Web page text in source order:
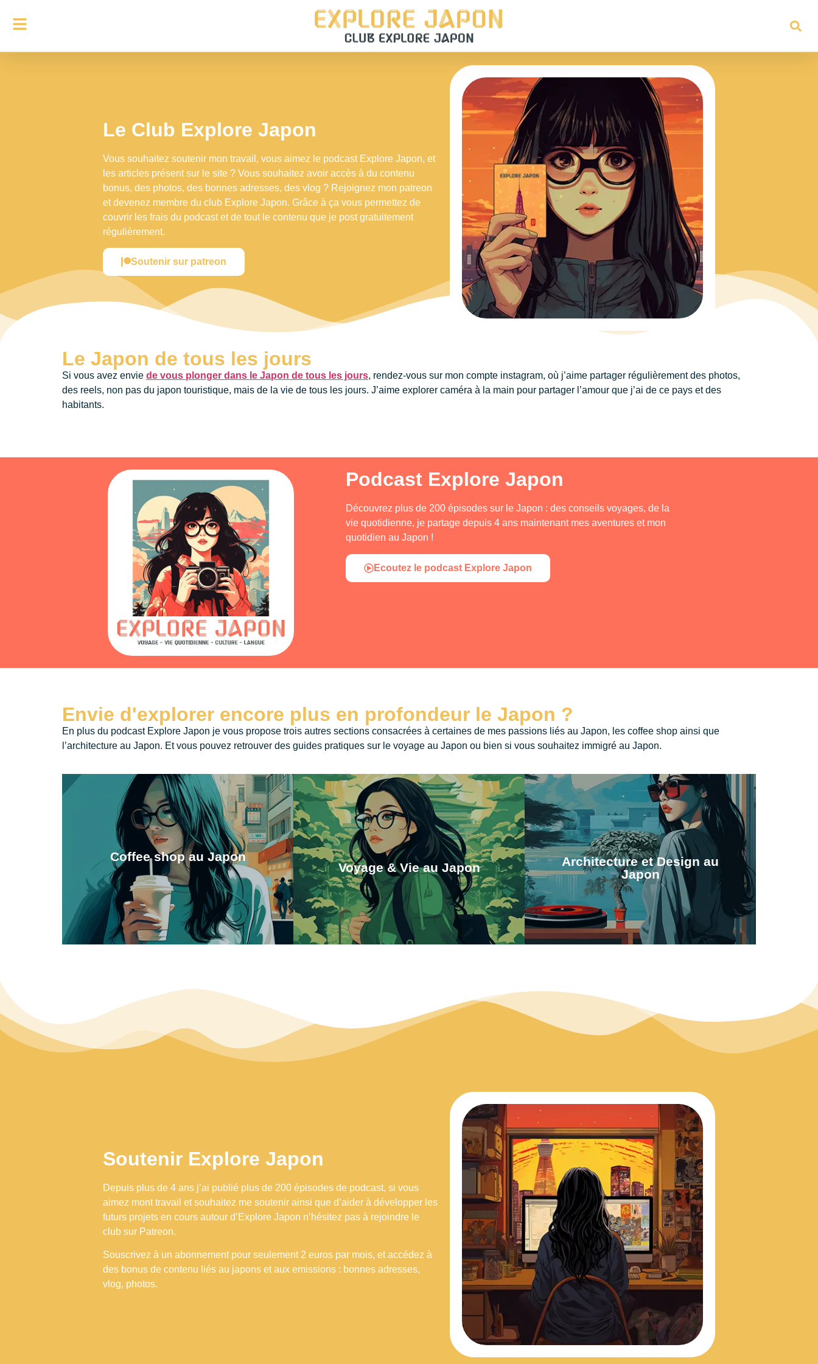
Le Club Explore Japon
Vous souhaitez soutenir mon travail, vous aimez le podcast Explore Japon, et
les articles présent sur le site ? Vous souhaitez avoir accès à du contenu
bonus, des photos, des bonnes adresses, des vlog ? Rejoignez mon patreon
et devenez membre du club Explore Japon. Grâce à ça vous permettez de
couvrir les frais du podcast et de tout le contenu que je post gratuitement
régulièrement.
Soutenir sur patreon
Le Japon de tous les jours
Si vous avez envie de vous plonger dans le Japon de tous les jours, rendez-vous sur mon compte instagram, où j’aime partager régulièrement des photos,
des reels, non pas du japon touristique, mais de la vie de tous les jours. J’aime explorer caméra à la main pour partager l’amour que j’ai de ce pays et des
habitants.
Podcast Explore Japon
Découvrez plus de 200 épisodes sur le Japon : des conseils voyages, de la
vie quotidienne, je partage depuis 4 ans maintenant mes aventures et mon
quotidien au Japon !
Ecoutez le podcast Explore Japon
Envie d'explorer encore plus en profondeur le Japon ?
En plus du podcast Explore Japon je vous propose trois autres sections consacrées à certaines de mes passions liés au Japon, les coffee shop ainsi que
l’architecture au Japon. Et vous pouvez retrouver des guides pratiques sur le voyage au Japon ou bien si vous souhaitez immigré au Japon.
Coffee shop au Japon
Japon
Découvrez les meilleurs cafés du Japon dans
cette section dédié à l'une de mes passions : le
café de spécialité et les coffee shop
Voyage & Vie au Japon
Vous préparez votre voyage au japon, ou une
immigration ? consulté les différents article à ce
Architecture et Design au
Japon
Envie de voir des maisons d'architecte, des
objets designés par des créateurs japonais ?
découvrez en plus dans cette rubrique dédée.
Soutenir Explore Japon
Depuis plus de 4 ans j’ai publié plus de 200 épisodes de podcast, si vous
aimez mont travail et souhaitez me soutenir ainsi que d’aider à développer les
futurs projets en cours autour d’Explore Japon n’hésitez pas à rejoindre le
club sur Patreon.
Souscrivez à un abonnement pour seulement 2 euros par mois, et accédez à
des bonus de contenu liés au japons et aux emissions : bonnes adresses,
vlog, photos.